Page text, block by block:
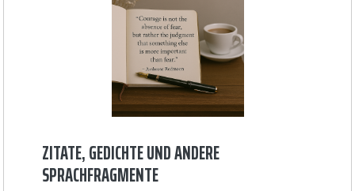
ZITATE, GEDICHTE UND ANDERE
SPRACHFRAGMENTE